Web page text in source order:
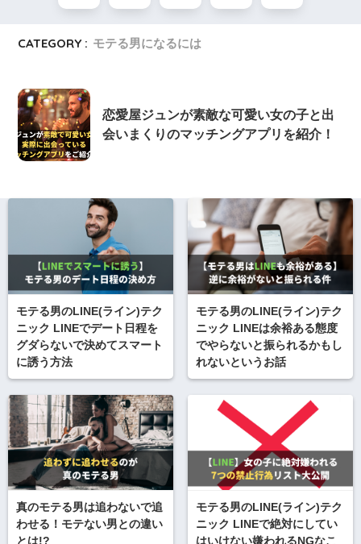
CATEGORY : モテる男になるには
恋愛屋ジュンが素敵な可愛い女の子と出
会いまくりのマッチングアプリを紹介！
モテる男のLINE(ライン)テク
ニック LINEでデート日程を
グダらないで決めてスマート
に誘う方法
モテる男のLINE(ライン)テク
ニック LINEは余裕ある態度
でやらないと振られるかもし
れないというお話
真のモテる男は追わないで追
わせる！モテない男との違い
とは!?
モテる男のLINE(ライン)テク
ニック LINEで絶対にしてい
はいけない嫌われるNGなこ